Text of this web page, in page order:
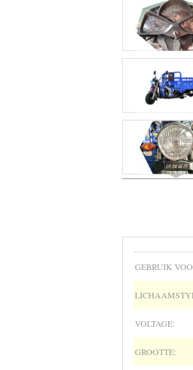
GEBRUIK
VOLTAGE:
GROOTTE: